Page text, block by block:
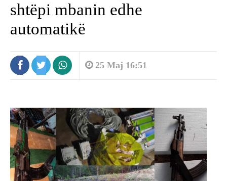
shtëpi mbanin edhe
automatikë
25 Maj 16:51